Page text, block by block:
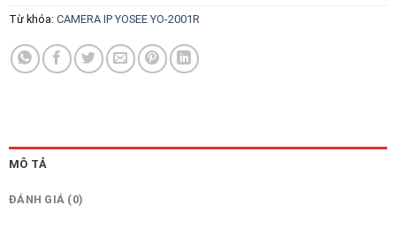
Từ khóa: CAMERA IP YOSEE YO-2001R
MÔ TẢ
ĐÁNH GIÁ (0)